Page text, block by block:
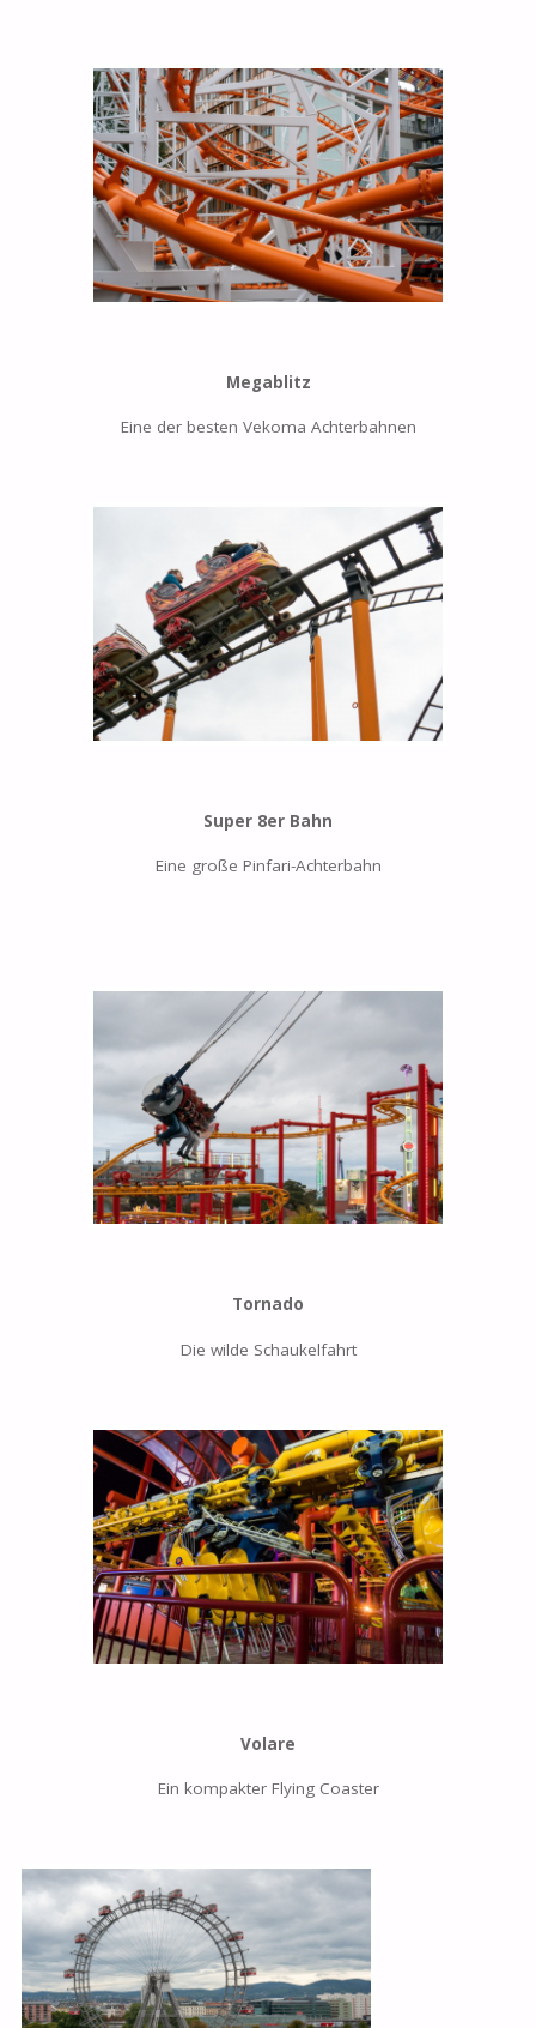
Megablitz
Eine der besten Vekoma Achterbahnen
Super 8er Bahn
Eine große Pinfari-Achterbahn
Tornado
Die wilde Schaukelfahrt
Volare
Ein kompakter Flying Coaster